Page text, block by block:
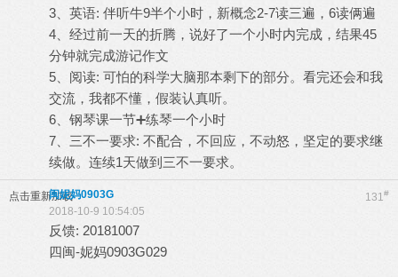
3、英语: 伴听牛9半个小时，新概念2-7读三遍，6读俩遍
4、经过前一天的折腾，说好了一个小时内完成，结果45
分钟就完成游记作文
5、阅读: 可怕的科学大脑那本剩下的部分。看完还会和我
交流，我都不懂，假装认真听。
6、钢琴课一节➕练琴一个小时
7、三不一要求: 不配合，不回应，不动怒，坚定的要求继
续做。连续1天做到三不一要求。
点击重新加载 131#
闽妮妈0903G
2018-10-9 10:54:05
反馈: 20181007
四闽-妮妈0903G029